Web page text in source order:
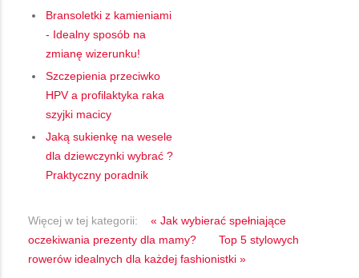
Bransoletki z kamieniami
- Idealny sposób na
zmianę wizerunku!
Szczepienia przeciwko
HPV a profilaktyka raka
szyjki macicy
Jaką sukienkę na wesele
dla dziewczynki wybrać ?
Praktyczny poradnik
Więcej w tej kategorii:
« Jak wybierać spełniające
oczekiwania prezenty dla mamy?
Top 5 stylowych
rowerów idealnych dla każdej fashionistki »